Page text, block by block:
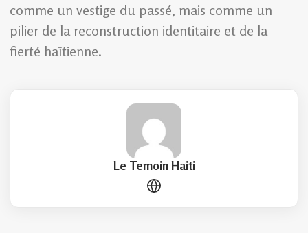
comme un vestige du passé, mais comme un
pilier de la reconstruction identitaire et de la
fierté haïtienne.
Le Temoin Haiti